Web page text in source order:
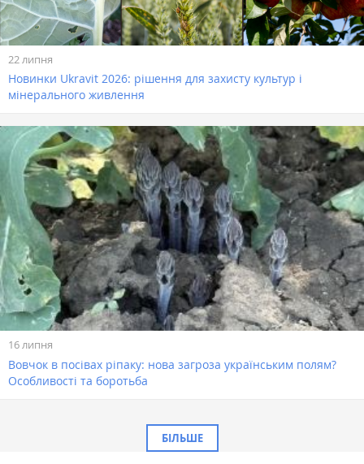
22 липня
Новинки Ukravit 2026: рішення для захисту культур і
мінерального живлення
16 липня
Вовчок в посівах ріпаку: нова загроза українським полям?
Особливості та боротьба
БІЛЬШЕ